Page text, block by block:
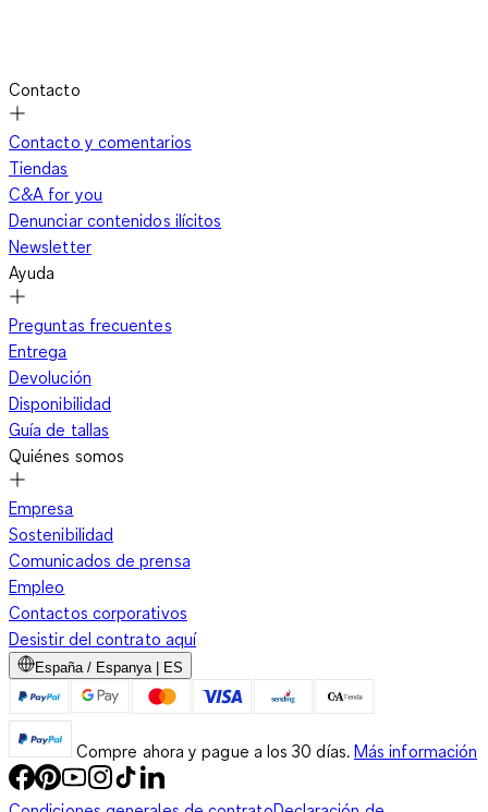
Contacto
Contacto y comentarios
Tiendas
C&A for you
Denunciar contenidos ilícitos
Newsletter
Ayuda
Preguntas frecuentes
Entrega
Devolución
Disponibilidad
Guía de tallas
Quiénes somos
Empresa
Sostenibilidad
Comunicados de prensa
Empleo
Contactos corporativos
Desistir del contrato aquí
España / Espanya | ES
Compre ahora y pague a los 30 días. Más información